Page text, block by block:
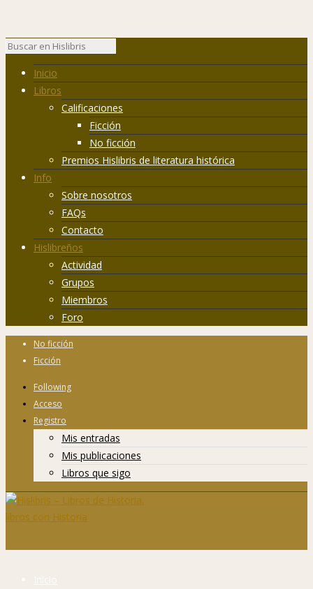
Inicio
Libros
Calificaciones
Ficción
No ficción
Premios Hislibris de literatura histórica
Info
Sobre nosotros
FAQs
Contacto
Hislibreños
Actividad
Grupos
Miembros
Foro
No ficción
Ficción
Following
Acceso
Registro
Mis entradas
Mis publicaciones
Libros que sigo
Inicio